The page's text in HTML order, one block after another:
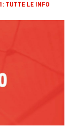
TUTTE LE INFO